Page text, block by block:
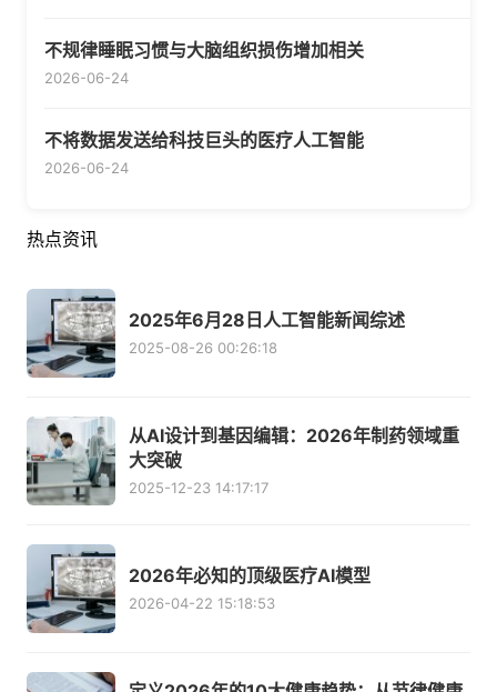
不规律睡眠习惯与大脑组织损伤增加相关
2026-06-24
不将数据发送给科技巨头的医疗人工智能
2026-06-24
热点资讯
2025年6月28日人工智能新闻综述
2025-08-26 00:26:18
从AI设计到基因编辑：2026年制药领域重
大突破
2025-12-23 14:17:17
2026年必知的顶级医疗AI模型
2026-04-22 15:18:53